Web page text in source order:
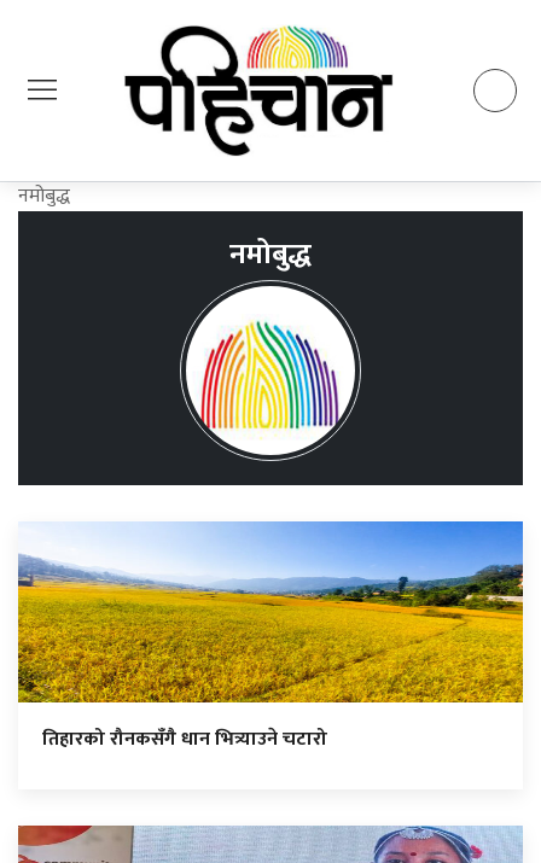
नमोबुद्ध
नमोबुद्ध
तिहारको रौनकसँगै धान भित्र्याउने चटारो